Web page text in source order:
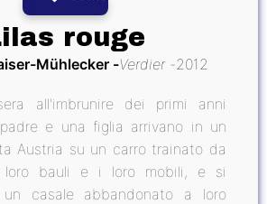
rouge
Mühlecker Verdier 2012
all'imbrunire dei primi anni
e una figlia arrivano in un
Austria su un carro trainato da
loro bauli e i loro mobili, e si
casale abbandonato a loro